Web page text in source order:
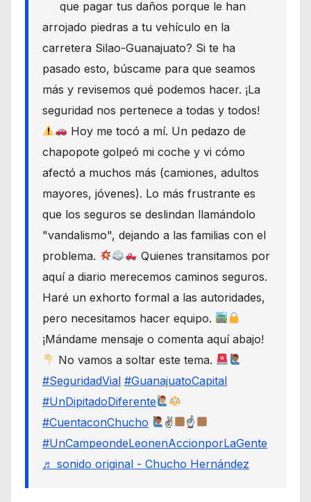
que pagar tus daños porque le han
arrojado piedras a tu vehículo en la
carretera Silao-Guanajuato? Si te ha
pasado esto, búscame para que seamos
más y revisemos qué podemos hacer. ¡La
seguridad nos pertenece a todas y todos!
Hoy me tocó a mí. Un pedazo de
chapopote golpeó mi coche y vi cómo
afectó a muchos más (camiones, adultos
mayores, jóvenes). Lo más frustrante es
que los seguros se deslindan llamándolo
"vandalismo", dejando a las familias con el
problema.
Quienes transitamos por
aquí a diario merecemos caminos seguros.
Haré un exhorto formal a las autoridades,
pero necesitamos hacer equipo.
¡Mándame mensaje o comenta aquí abajo!
No vamos a soltar este tema.
#SeguridadVial #GuanajuatoCapital
#UnDipitadoDiferente
#CuentaconChucho
✌
☝
#UnCampeondeLeonenAccionporLaGente
♬ sonido original - Chucho Hernández